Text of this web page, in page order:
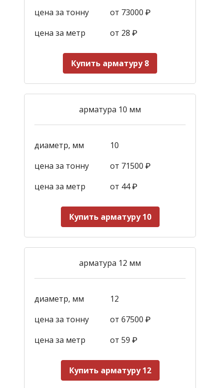
цена за тонну
от 73000 ₽
цена за метр
от 28 ₽
Купить арматуру 8
арматура 10 мм
диаметр, мм
10
цена за тонну
от 71500 ₽
цена за метр
от 44₽
Купить арматуру 10
арматура 12 мм
диаметр, мм
12
цена за тонну
от 67500 ₽
цена за метр
от 59 ₽
Купить арматуру 12